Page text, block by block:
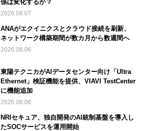
係は変化するか？
2026.08.07
ANAがエクイニクスとクラウド接続を刷新、
ネットワーク構築期間が数カ月から数週間へ
2026.08.06
東陽テクニカがAIデータセンター向け「Ultra
Ethernet」検証機能を提供、VIAVI TestCenter
に機能追加
2026.08.06
NRIセキュア、独自開発のAI統制基盤を導入し
たSOCサービスを運用開始